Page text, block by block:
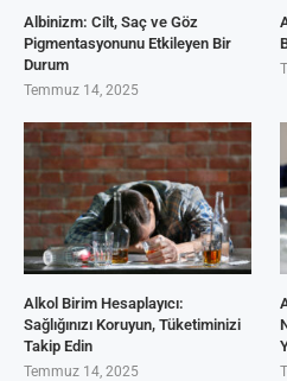
Albinizm: Cilt, Saç ve Göz
Pigmentasyonunu Etkileyen Bir
Durum
Temmuz 14, 2025
Alkol Birim Hesaplayıcı:
Sağlığınızı Koruyun, Tüketiminizi
Takip Edin
Temmuz 14, 2025